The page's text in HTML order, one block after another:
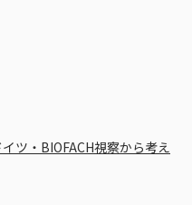
ツ・BIOFACH視察から考え